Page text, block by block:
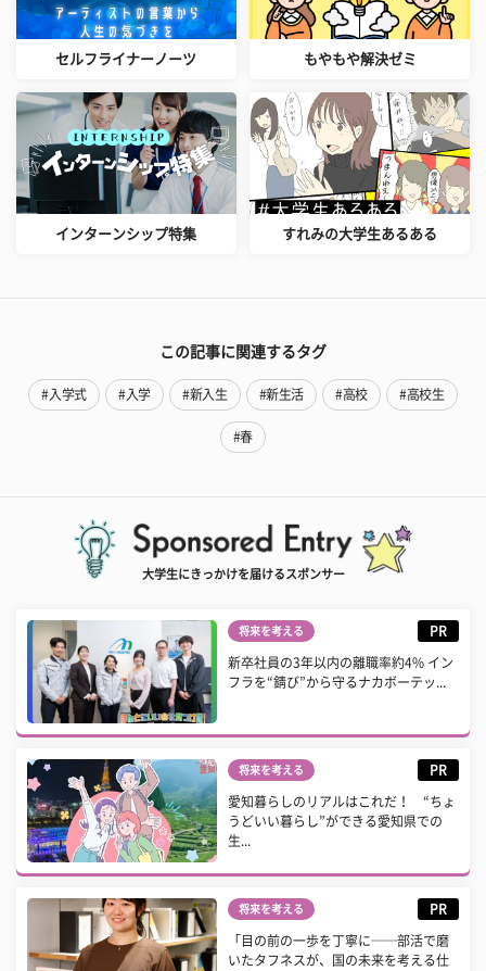
セルフライナーノーツ もやもや解決ゼミ
インターンシップ特集 すれみの大学生あるある
この記事に関連するタグ
#入学式 #入学 #新入生 #新生活 #高校 #高校生
#春
大学生にきっかけを届けるスポンサー
将来を考える PR
新卒社員の3年以内の離職率約4% イン
フラを“錆び”から守るナカボーテッ...
将来を考える PR
愛知暮らしのリアルはこれだ！ “ちょ
うどいい暮らし”ができる愛知県での
生...
将来を考える PR
「目の前の一歩を丁寧に──部活で磨
いたタフネスが、国の未来を考える仕